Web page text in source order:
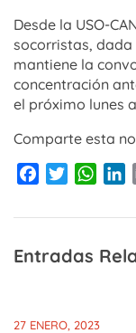
Desde la USO-
socorristas, dada
mantiene la
concentración
el próximo lunes
Comparte esta
Facebook
Twitter
Entradas
27 ENERO, 2023